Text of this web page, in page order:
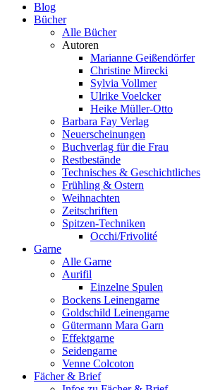
Blog
Bücher
Alle Bücher
Autoren
Marianne Geißendörfer
Christine Mirecki
Sylvia Vollmer
Ulrike Voelcker
Heike Müller-Otto
Barbara Fay Verlag
Neuerscheinungen
Buchverlag für die Frau
Restbestände
Technisches & Geschichtliches
Frühling & Ostern
Weihnachten
Zeitschriften
Spitzen-Techniken
Occhi/Frivolité
Garne
Alle Garne
Aurifil
Einzelne Spulen
Bockens Leinengarne
Goldschild Leinengarne
Gütermann Mara Garn
Effektgarne
Seidengarne
Venne Colcoton
Fächer & Brief